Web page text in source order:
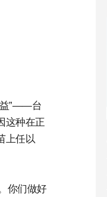
益”——台
这种在正
上任以
你们做好